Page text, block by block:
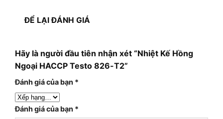
ĐỂ LẠI ĐÁNH GIÁ
Hãy là người đầu tiên nhận xét “Nhiệt Kế Hồng
Ngoại HACCP Testo 826-T2”
Đánh giá của bạn *
Đánh giá của bạn *